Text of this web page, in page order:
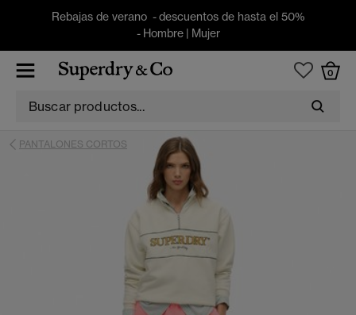
Rebajas de verano - descuentos de hasta el 50%
- Hombre| Mujer
0
PANTALONES CORTOS